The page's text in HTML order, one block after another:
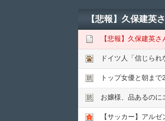
【悲報】久保建英
【悲報】久保建英
トップ女優と朝ま
お嬢様、品あるのに
【サッカー】アル